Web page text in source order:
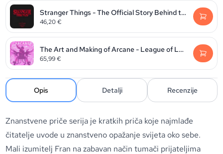
Stranger Things - The Official Story Behind the Legendary Series
46,20€
The Art and Making of Arcane - League of Legends
65,99€
Opis Detalji Recenzije
Znanstvene priče serija je kratkih priča koje najmlađe
čitatelje uvode u znanstveno opažanje svijeta oko sebe.
Mali izumitelj Fran na zabavan način tumači prijateljima